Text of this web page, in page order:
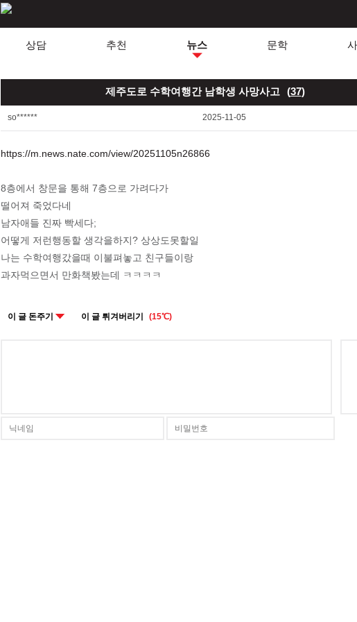
상담 추천 뉴스 문학
제주도로 수학여행간 남학생 사망사고 (37)
so****** 2025-11-05
https://m.news.nate.com/view/20251105n26866
8층에서 창문을 통해 7층으로 가려다가
떨어져 죽었다네
남자애들 진짜 빡세다;
어떻게 저런행동할 생각을하지? 상상도못할일
나는 수학여행갔을때 이불펴놓고 친구들이랑
과자먹으면서 만화책봤는데 ㅋㅋㅋㅋ
이 글 돈주기 이 글 튀겨버리기 (15℃)